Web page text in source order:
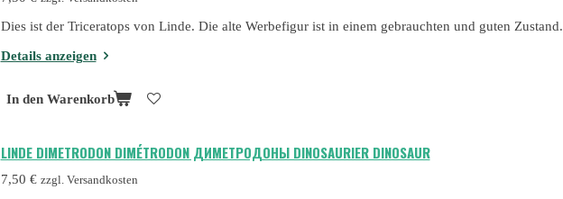
Dies ist der Triceratops von Linde. Die alte Werbefigur ist in einem gebrauchten und guten Zustand.
Details anzeigen
In den Warenkorb
LINDE DIMETRODON DIMÉTRODON ДИМЕТРОДОНЫ DINOSAURIER DINOSAUR
7,50 € zzgl. Versandkosten